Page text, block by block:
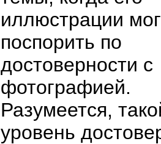
иллюстрации
поспорить по
достоверности с
фотографией.
Разумеется,
уровень